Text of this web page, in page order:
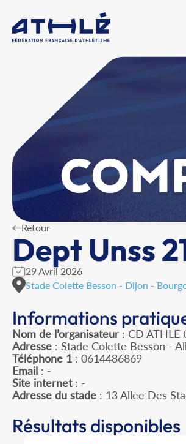
Retour
Dept Unss
29 Avril 2026
Stade Colette Besson - Dijon -
Informations
Nom de l’organisateur : CD ATHLE
Adresse : Stade Colette Besson -
Téléphone 1 : 0614486869
Email : -
Site internet: -
Adresse du stade : 13 Allee Des
Résultats disponibles